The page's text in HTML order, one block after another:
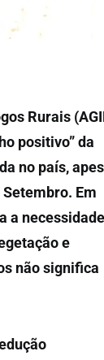
Rurais
positivo” da
no país,
Em
a necessidade
e
não significa